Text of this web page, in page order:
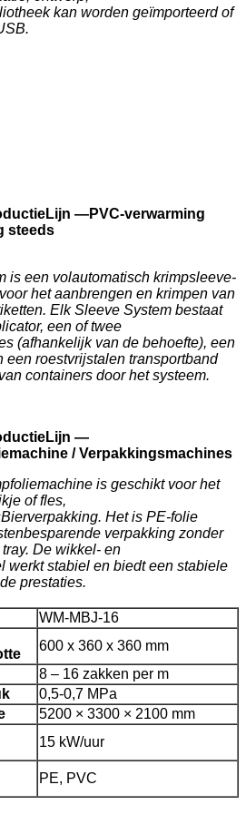
kan worden geïmporteerd of
Lijn —PVC-verwarming
steeds
is een volautomatisch krimpsleeve-
het aanbrengen en krimpen van
Elk Sleeve System bestaat
een of twee
(afhankelijk van de behoefte), een
een roestvrijstalen transportband
containers door het systeem.
Lijn —
/ Verpakkingsmachines
is geschikt voor het
of fles,
Bierverpakking. Het is PE-folie
verpakking zonder
De wikkel- en
werkt stabiel en biedt een stabiele
prestaties.
WM-MBJ-16
600 x 360 x 360 mm
8 – 16 zakken per m
0,5-0,7 MPa
5200 × 3300 × 2100 mm
15 kW/uur
PE, PVC